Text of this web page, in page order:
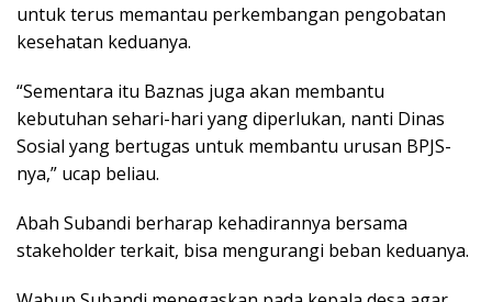
untuk terus memantau perkembangan pengobatan
kesehatan keduanya.
“Sementara itu Baznas juga akan membantu
kebutuhan sehari-hari yang diperlukan, nanti Dinas
Sosial yang bertugas untuk membantu urusan BPJS-
nya,” ucap beliau.
Abah Subandi berharap kehadirannya bersama
stakeholder terkait, bisa mengurangi beban keduanya.